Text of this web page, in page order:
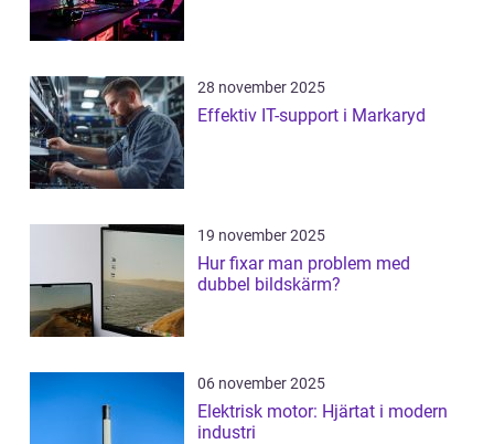
28 november 2025
Effektiv IT-support i Markaryd
19 november 2025
Hur fixar man problem med
dubbel bildskärm?
06 november 2025
Elektrisk motor: Hjärtat i modern
industri